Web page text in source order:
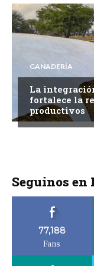
GANADERÍA
La
fortalece la
productivos
Seguinos en
77,188
Fans